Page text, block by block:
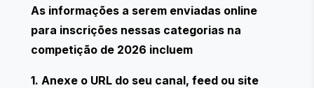
As informações a serem enviadas online
para inscrições nessas categorias na
competição de 2026 incluem
1. Anexe o URL do seu canal, feed ou site